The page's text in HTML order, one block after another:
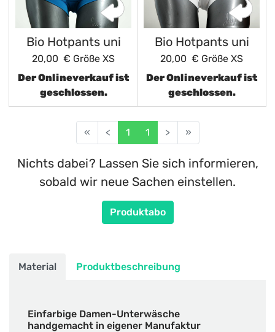
Bio Hotpants uni
20,00 € Größe XS
Der Onlineverkauf ist
geschlossen.
Bio Hotpants uni
20,00 € Größe XS
Der Onlineverkauf ist
geschlossen.
« < 1 1 > »
Nichts dabei? Lassen Sie sich informieren,
sobald wir neue Sachen einstellen.
Produktabo
Material Produktbeschreibung
Einfarbige Damen-Unterwäsche
handgemacht in eigener Manufaktur